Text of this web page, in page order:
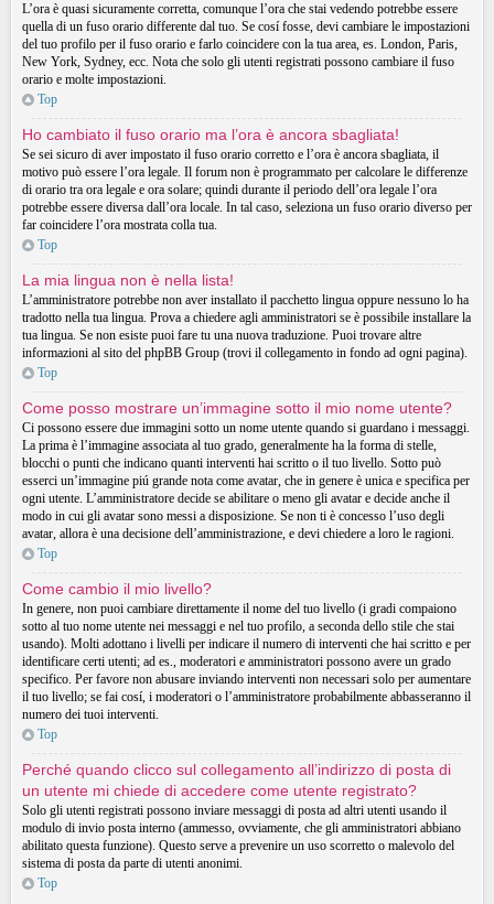
L’ora è quasi sicuramente corretta, comunque l’ora che stai vedendo potrebbe essere
quella di un fuso orario differente dal tuo. Se cosí fosse, devi cambiare le impostazioni
del tuo profilo per il fuso orario e farlo coincidere con la tua area, es. London, Paris,
New York, Sydney, ecc. Nota che solo gli utenti registrati possono cambiare il fuso
orario e molte impostazioni.
Top
Ho cambiato il fuso orario ma l’ora è ancora sbagliata!
Se sei sicuro di aver impostato il fuso orario corretto e l’ora è ancora sbagliata, il
motivo può essere l’ora legale. Il forum non è programmato per calcolare le differenze
di orario tra ora legale e ora solare; quindi durante il periodo dell’ora legale l’ora
potrebbe essere diversa dall’ora locale. In tal caso, seleziona un fuso orario diverso per
far coincidere l’ora mostrata colla tua.
Top
La mia lingua non è nella lista!
L’amministratore potrebbe non aver installato il pacchetto lingua oppure nessuno lo ha
tradotto nella tua lingua. Prova a chiedere agli amministratori se è possibile installare la
tua lingua. Se non esiste puoi fare tu una nuova traduzione. Puoi trovare altre
informazioni al sito del phpBB Group (trovi il collegamento in fondo ad ogni pagina).
Top
Come posso mostrare un’immagine sotto il mio nome utente?
Ci possono essere due immagini sotto un nome utente quando si guardano i messaggi.
La prima è l’immagine associata al tuo grado, generalmente ha la forma di stelle,
blocchi o punti che indicano quanti interventi hai scritto o il tuo livello. Sotto può
esserci un’immagine piú grande nota come avatar, che in genere è unica e specifica per
ogni utente. L’amministratore decide se abilitare o meno gli avatar e decide anche il
modo in cui gli avatar sono messi a disposizione. Se non ti è concesso l’uso degli
avatar, allora è una decisione dell’amministrazione, e devi chiedere a loro le ragioni.
Top
Come cambio il mio livello?
In genere, non puoi cambiare direttamente il nome del tuo livello (i gradi compaiono
sotto al tuo nome utente nei messaggi e nel tuo profilo, a seconda dello stile che stai
usando). Molti adottano i livelli per indicare il numero di interventi che hai scritto e per
identificare certi utenti; ad es., moderatori e amministratori possono avere un grado
specifico. Per favore non abusare inviando interventi non necessari solo per aumentare
il tuo livello; se fai cosí, i moderatori o l’amministratore probabilmente abbasseranno il
numero dei tuoi interventi.
Top
Perché quando clicco sul collegamento all’indirizzo di posta di
un utente mi chiede di accedere come utente registrato?
Solo gli utenti registrati possono inviare messaggi di posta ad altri utenti usando il
modulo di invio posta interno (ammesso, ovviamente, che gli amministratori abbiano
abilitato questa funzione). Questo serve a prevenire un uso scorretto o malevolo del
sistema di posta da parte di utenti anonimi.
Top